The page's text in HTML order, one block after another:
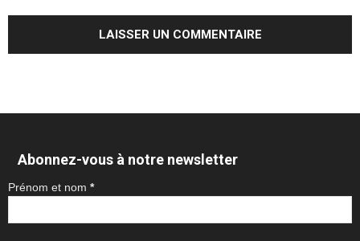
Abonnez-vous à notre newsletter
Prénom et nom *